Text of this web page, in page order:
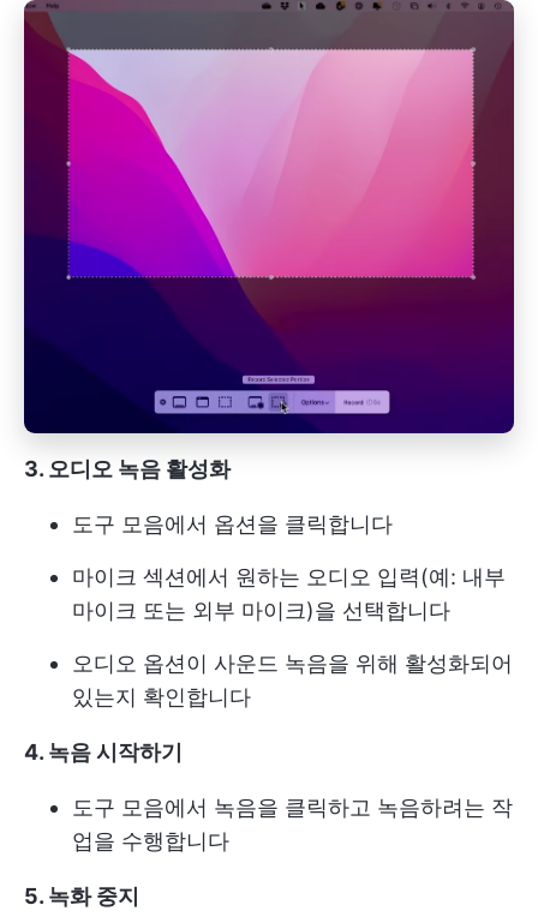
3. 오디오 녹음 활성화
도구 모음에서 옵션을 클릭합니다
마이크 섹션에서 원하는 오디오 입력(예: 내부
마이크 또는 외부 마이크)을 선택합니다
오디오 옵션이 사운드 녹음을 위해 활성화되어
있는지 확인합니다
4. 녹음 시작하기
도구 모음에서 녹음을 클릭하고 녹음하려는 작
업을 수행합니다
5. 녹화 중지